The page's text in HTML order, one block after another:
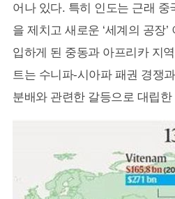
어나 있다. 특히 인도는 근래
을 제치고 새로운 ‘세계의 공장
입하게 된 중동과 아프리카 지
트는 수니파-시아파 패권 경쟁
분배와 관련한 갈등으로 대립